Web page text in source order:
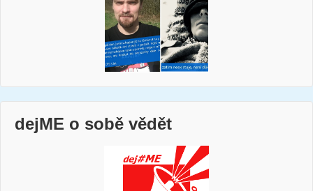
dejME o sobě vědět